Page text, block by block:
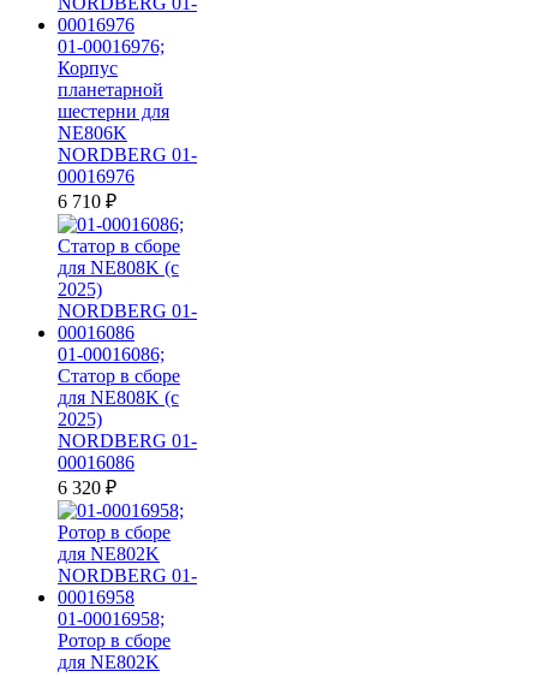
01-00016976;
Корпус
планетарной
шестерни для
NE806K
NORDBERG 01-
00016976
6 710 ₽
01-00016086;
Статор в сборе
для NE808K (c
2025)
NORDBERG 01-
00016086
6 320 ₽
01-00016958;
Ротор в сборе
для NE802K